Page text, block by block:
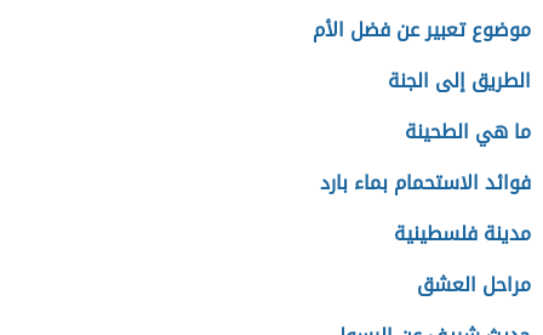
موضوع تعبير عن فضل الأم
الطريق إلى الجنة
ما هي الطحينة
فوائد الاستحمام بماء بارد
مدينة فلسطينية
مراحل العشق